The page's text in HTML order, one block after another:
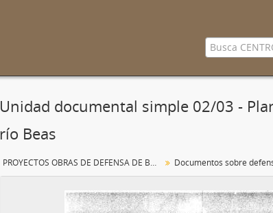
Unidad documental simple 02/03 -
río Beas
PROYECTOS OBRAS DE DEFENSA DE BEAS DE SEGURA